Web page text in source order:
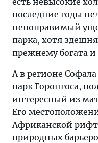
последние годы
непоправимый
парка, хотя
прежнему богата и
А в регионе
парк Горонгоса,
интересный из
Его
Африканской
природных